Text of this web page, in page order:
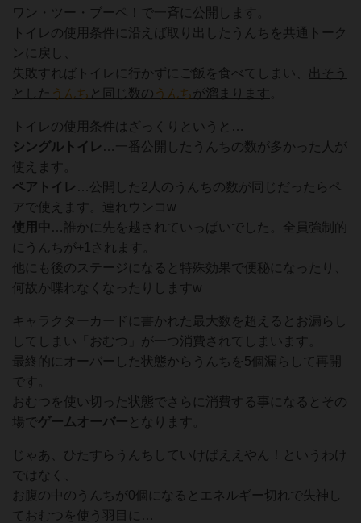
ワン・ツー・ブーペ！で一斉に公開します。
トイレの使用条件に沿えば取り出したうんちを共通トーク
ンに戻し、
失敗すればトイレに行かずにご飯を食べてしまい、 出そう
とした
うんち と同じ数の うんち が溜まります
トイレの使用条件はざっくりというと…
シングルトイレ …一番公開したうんちの数が多かった人が
使えます。
ペアトイレ …公開した2人のうんちの数が同じだったらペ
アで使えます。連れウンコw
使用中 …誰かに先を越されていっぱいでした。全員強制的
にうんちが+1されます。
他にも後のステージになると特殊効果で便秘になったり、
何故か喋れなくなったりしますw
キャラクターカードに書かれた最大数を超えるとお漏らし
してしまい「おむつ」が一つ消費されてしまいます。
最終的にオーバーした状態からうんちを5個漏らして再開
です。
おむつを使い切った状態でさらに消費する事になるとその
場でゲームオーバー となります。
じゃあ、ひたすらうんちしていけばええやん！というわけ
ではなく、
お腹の中のうんちが0個になるとエネルギー切れで失神し
ておむつを使う羽目に…